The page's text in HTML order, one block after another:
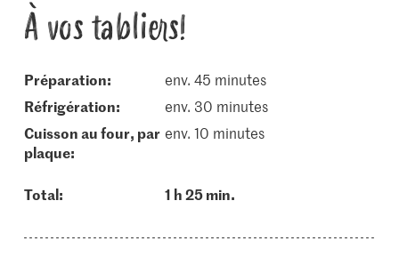
À vos tabliers!
Préparation:
env. 45 minutes
réfrigération:
env. 30 minutes
cuisson au four, par
plaque:
env. 10 minutes
Total: 1 h 25 min.